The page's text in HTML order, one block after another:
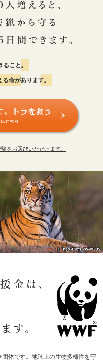
ること。
る命があります。
をお選びいただけます。
体です。地球上の生物多様性を守